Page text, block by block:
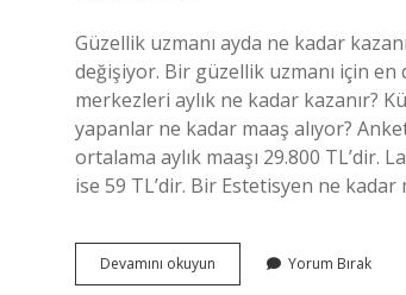
Güzellik uzmanı ayda ne kadar
değişiyor. Bir güzellik uzmanı için en
merkezleri aylık ne kadar kazanır?
yapanlar ne kadar maaş alıyor?
ortalama aylık maaşı 29.800
ise 59 TL’dir. Bir Estetisyen ne
Devamını okuyun
Uzmanları
Yorum Bırak